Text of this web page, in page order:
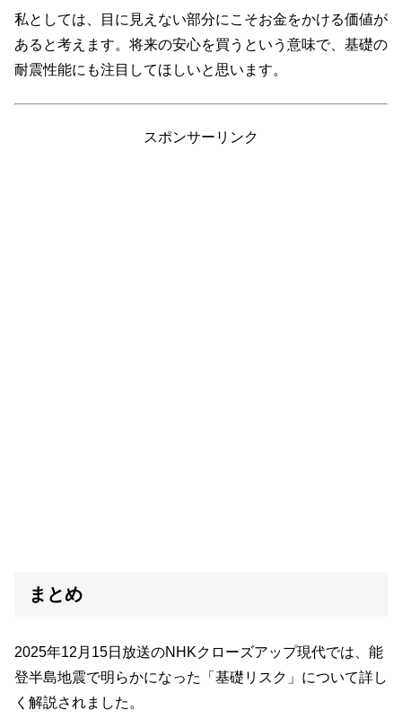
私としては、目に見えない部分にこそお金をかける価値が
あると考えます。将来の安心を買うという意味で、基礎の
耐震性能にも注目してほしいと思います。
スポンサーリンク
まとめ
2025年12月15日放送のNHKクローズアップ現代では、能
登半島地震で明らかになった「基礎リスク」について詳し
く解説されました。